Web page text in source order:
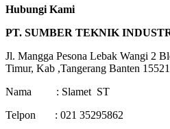
Hubungi Kami
PT. SUMBER TEKNIK
Jl. Mangga Pesona Lebak Wangi 2
Timur, Kab ,Tangerang Banten 15521
Nama : Slamet ST
Telpon : 021 35295862